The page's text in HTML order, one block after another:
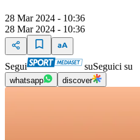
28 Mar 2024 - 10:36
28 Mar 2024 - 10:36
Segui suSeguici su
whatsapp discover